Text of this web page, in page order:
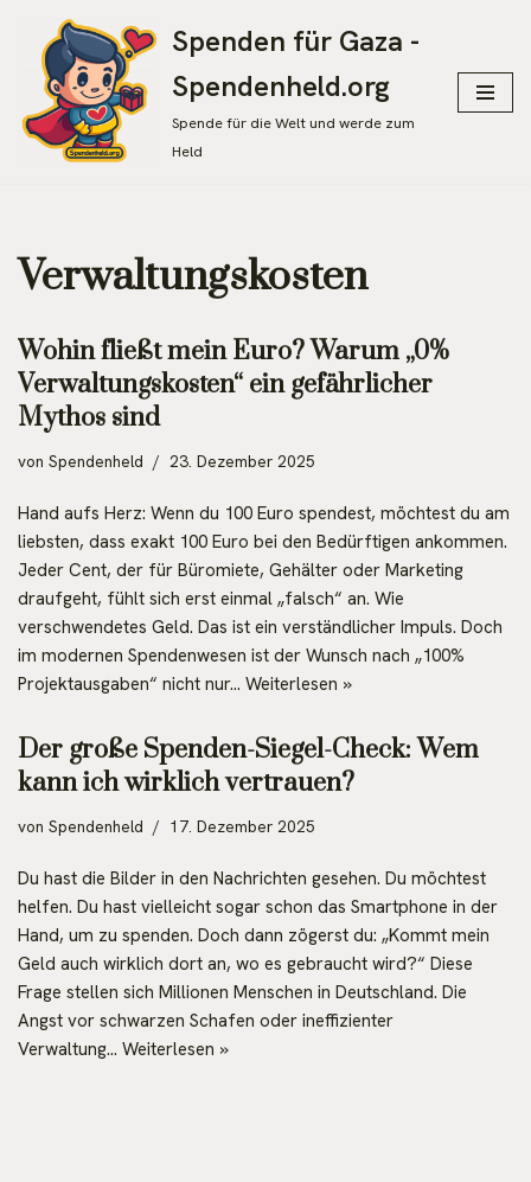
Zum
Inhalt
springen
Spenden für Gaza -
Spendenheld.org
Spende für die Welt und werde zum
Held
Verwaltungskosten
Wohin fließt mein Euro? Warum „0%
Verwaltungskosten“ ein gefährlicher
Mythos sind
von Spendenheld 23. Dezember 2025
Hand aufs Herz: Wenn du 100 Euro spendest, möchtest du am
liebsten, dass exakt 100 Euro bei den Bedürftigen ankommen.
Jeder Cent, der für Büromiete, Gehälter oder Marketing
draufgeht, fühlt sich erst einmal „falsch“ an. Wie
verschwendetes Geld. Das ist ein verständlicher Impuls. Doch
im modernen Spendenwesen ist der Wunsch nach „100%
Projektausgaben“ nicht nur… Weiterlesen »
Der große Spenden-Siegel-Check: Wem
kann ich wirklich vertrauen?
von Spendenheld 17. Dezember 2025
Du hast die Bilder in den Nachrichten gesehen. Du möchtest
helfen. Du hast vielleicht sogar schon das Smartphone in der
Hand, um zu spenden. Doch dann zögerst du: „Kommt mein
Geld auch wirklich dort an, wo es gebraucht wird?“ Diese
Frage stellen sich Millionen Menschen in Deutschland. Die
Angst vor schwarzen Schafen oder ineffizienter
Verwaltung… Weiterlesen »